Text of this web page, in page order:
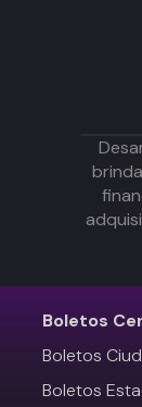
Boletos
Boletos
Boletos